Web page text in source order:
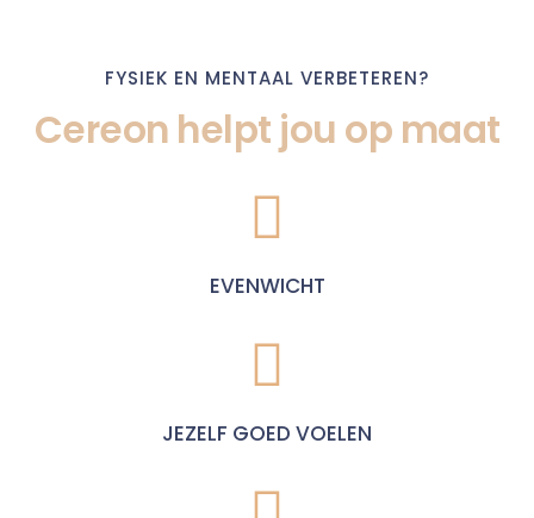
FYSIEK EN MENTAAL VERBETEREN?
Cereon helpt jou op maat
EVENWICHT
JEZELF GOED VOELEN